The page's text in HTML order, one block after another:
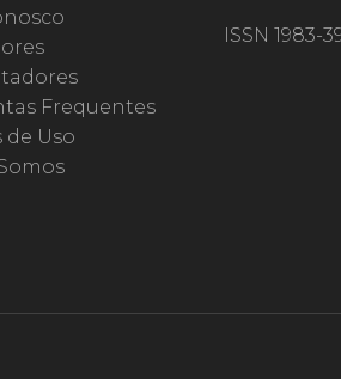
Frequentes
de Uso
ISSN 1983-